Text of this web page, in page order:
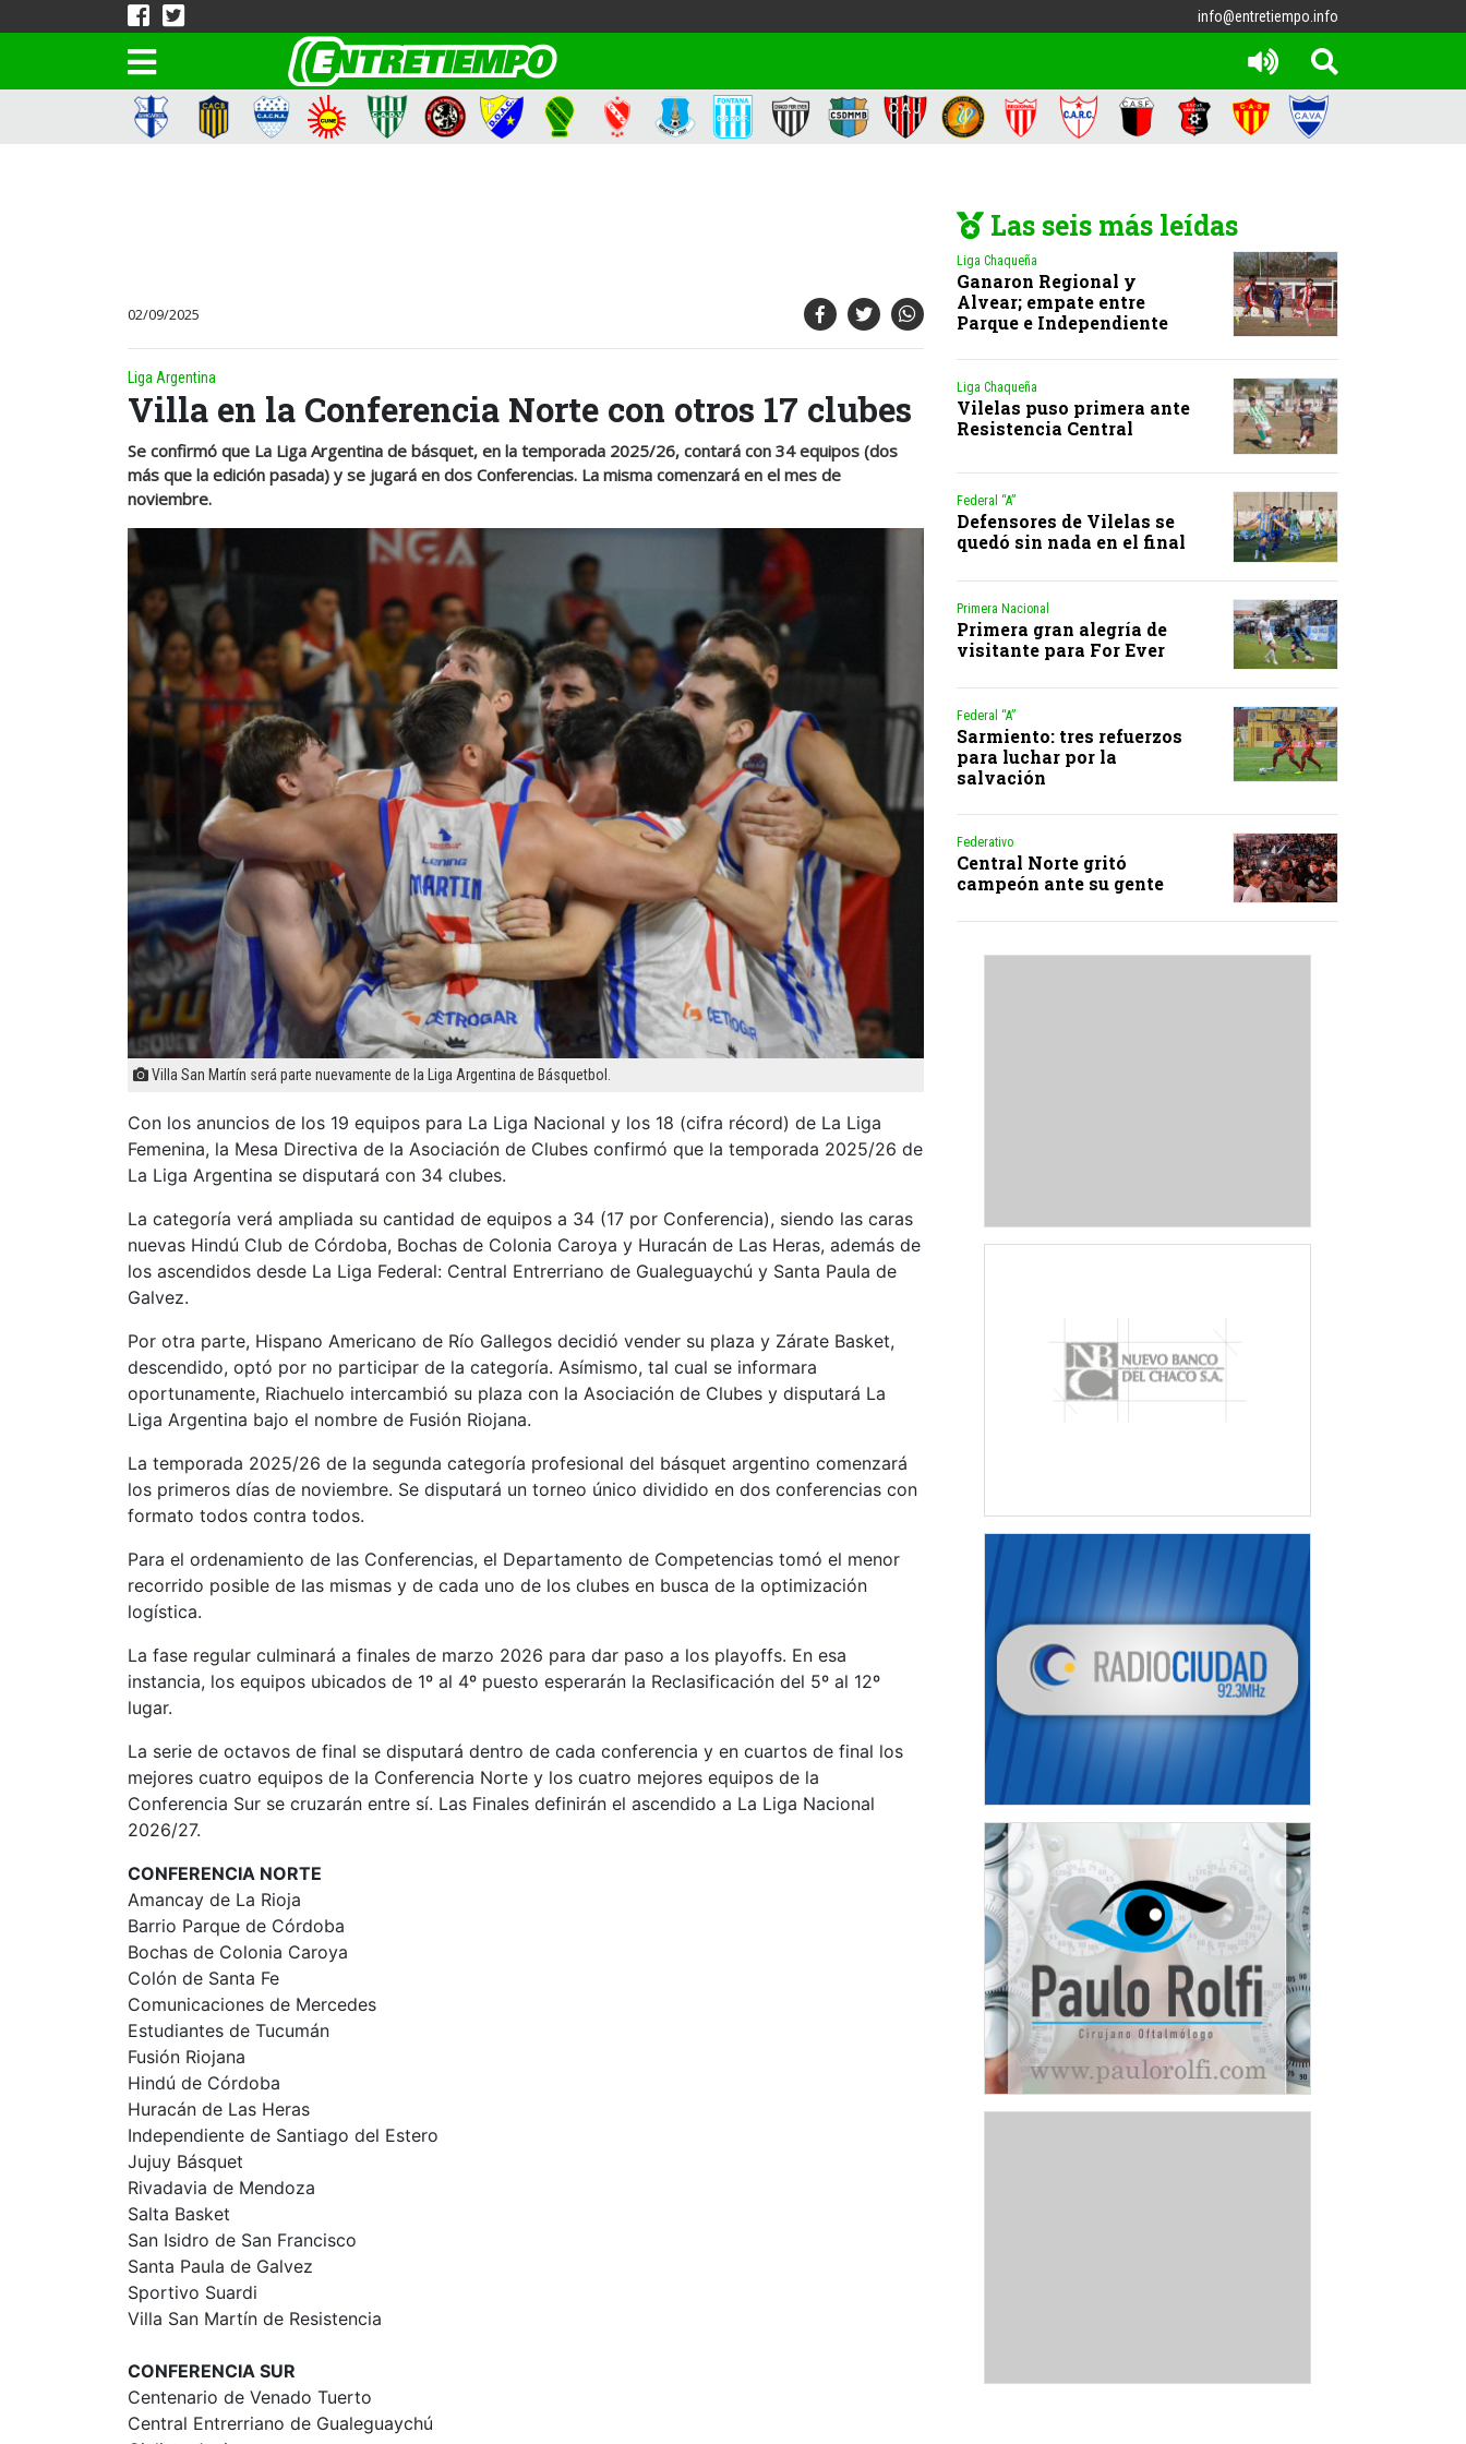
info@entretiempo.info
02/09/2025
Liga Argentina
Villa en la Conferencia Norte con otros 17 clubes
Se confirmó que La Liga Argentina de básquet, en la temporada 2025/26, contará con 34 equipos (dos
más que la edición pasada) y se jugará en dos Conferencias. La misma comenzará en el mes de
noviembre.
Villa San Martín será parte nuevamente de la Liga Argentina de Básquetbol.
Con los anuncios de los 19 equipos para La Liga Nacional y los 18 (cifra récord) de La Liga
Femenina, la Mesa Directiva de la Asociación de Clubes confirmó que la temporada 2025/26 de
La Liga Argentina se disputará con 34 clubes.
La categoría verá ampliada su cantidad de equipos a 34 (17 por Conferencia), siendo las caras
nuevas Hindú Club de Córdoba, Bochas de Colonia Caroya y Huracán de Las Heras, además de
los ascendidos desde La Liga Federal: Central Entrerriano de Gualeguaychú y Santa Paula de
Galvez.
Por otra parte, Hispano Americano de Río Gallegos decidió vender su plaza y Zárate Basket,
descendido, optó por no participar de la categoría. Asímismo, tal cual se informara
oportunamente, Riachuelo intercambió su plaza con la Asociación de Clubes y disputará La
Liga Argentina bajo el nombre de Fusión Riojana.
La temporada 2025/26 de la segunda categoría profesional del básquet argentino comenzará
los primeros días de noviembre. Se disputará un torneo único dividido en dos conferencias con
formato todos contra todos.
Para el ordenamiento de las Conferencias, el Departamento de Competencias tomó el menor
recorrido posible de las mismas y de cada uno de los clubes en busca de la optimización
logística.
La fase regular culminará a finales de marzo 2026 para dar paso a los playoffs. En esa
instancia, los equipos ubicados de 1º al 4º puesto esperarán la Reclasificación del 5º al 12º
lugar.
La serie de octavos de final se disputará dentro de cada conferencia y en cuartos de final los
mejores cuatro equipos de la Conferencia Norte y los cuatro mejores equipos de la
Conferencia Sur se cruzarán entre sí. Las Finales definirán el ascendido a La Liga Nacional
2026/27.
CONFERENCIA NORTE
Amancay de La Rioja
Barrio Parque de Córdoba
Bochas de Colonia Caroya
Colón de Santa Fe
Comunicaciones de Mercedes
Estudiantes de Tucumán
Fusión Riojana
Hindú de Córdoba
Huracán de Las Heras
Independiente de Santiago del Estero
Jujuy Básquet
Rivadavia de Mendoza
Salta Basket
San Isidro de San Francisco
Santa Paula de Galvez
Sportivo Suardi
Villa San Martín de Resistencia
CONFERENCIA SUR
Centenario de Venado Tuerto
Central Entrerriano de Gualeguaychú
Las seis más leídas
Liga Chaqueña
Ganaron Regional y
Alvear; empate entre
Parque e Independiente
Liga Chaqueña
Vilelas puso primera ante
Resistencia Central
Federal “A”
Defensores de Vilelas se
quedó sin nada en el final
Primera Nacional
Primera gran alegría de
visitante para For Ever
Federal “A”
Sarmiento: tres refuerzos
para luchar por la
salvación
Federativo
Central Norte gritó
campeón ante su gente